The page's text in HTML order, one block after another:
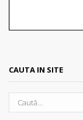
CAUTA IN SITE